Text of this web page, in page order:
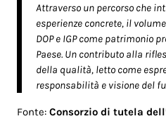
Attraverso un percorso che
esperienze concrete, il
DOP e IGP come patrimonio
Paese. Un contributo alla
della qualità, letto come
responsabilità e visione del
Fonte:Consorzio di tutela